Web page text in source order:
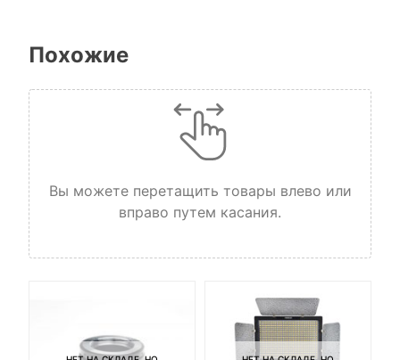
Похожие
Вы можете перетащить товары влево или
вправо путем касания.